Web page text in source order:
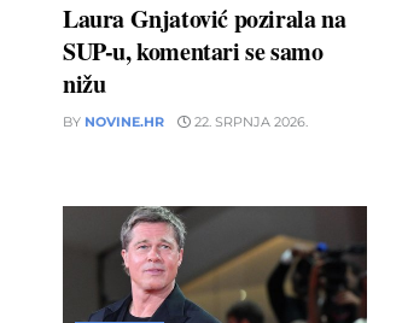
Laura Gnjatović pozirala na
SUP-u, komentari se samo
nižu
BY NOVINE.HR 22. SRPNJA 2026.